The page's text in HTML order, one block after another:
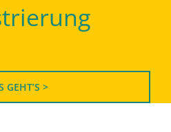
GEHT’S >